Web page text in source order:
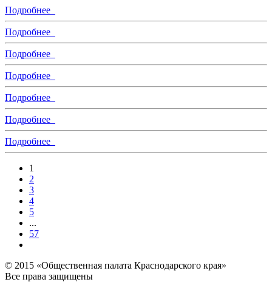
Подробнее
Подробнее
Подробнее
Подробнее
Подробнее
Подробнее
Подробнее
1
2
3
4
5
...
57
© 2015 «Общественная палата Краснодарского края»
Все права защищены